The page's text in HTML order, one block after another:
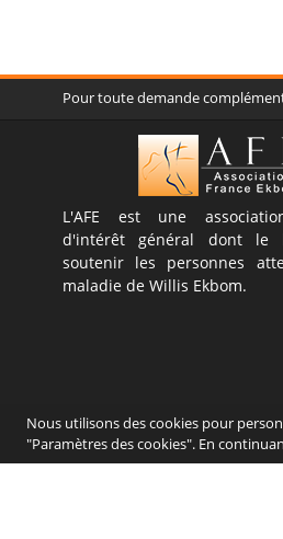
Pour toute demande
L'AFE est une
d'intérêt général dont
soutenir les personnes
maladie de Willis Ekbom.
Nous utilisons des cookies pour
"Paramètres des cookies". En